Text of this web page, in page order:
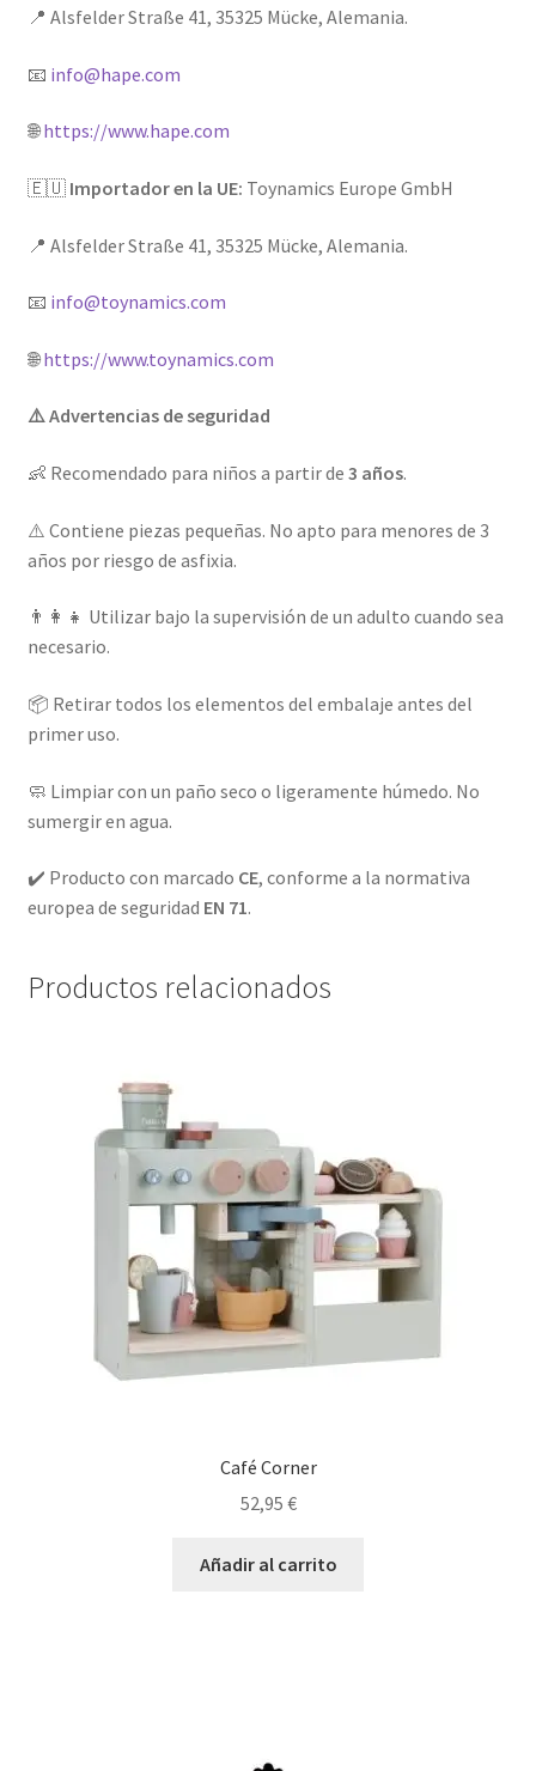
📍 Alsfelder Straße 41, 35325 Mücke, Alemania.
📧 info@hape.com
🌐https://www.hape.com
🇪🇺 Importador en la UE: Toynamics Europe GmbH
📍 Alsfelder Straße 41, 35325 Mücke, Alemania.
📧 info@toynamics.com
🌐https://www.toynamics.com
⚠️ Advertencias de seguridad
👶 Recomendado para niños a partir de 3 años.
⚠️ Contiene piezas pequeñas. No apto para menores de 3
años por riesgo de asfixia.
👨‍👩‍👧 Utilizar bajo la supervisión de un adulto cuando sea
necesario.
📦 Retirar todos los elementos del embalaje antes del
primer uso.
🧼 Limpiar con un paño seco o ligeramente húmedo. No
sumergir en agua.
✔️ Producto con marcado CE, conforme a la normativa
europea de seguridad EN 71.
Productos relacionados
Café Corner
52,95 €
Añadir al carrito